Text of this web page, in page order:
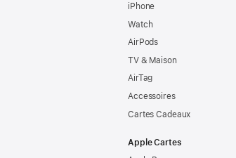
iPhone
Watch
AirPods
TV & Maison
AirTag
Accessoires
Cartes Cadeaux
Apple Cartes